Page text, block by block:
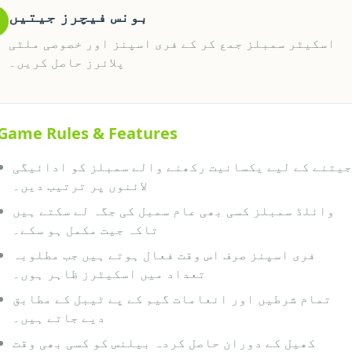
بونس فیچرز جیتیں
اسکیٹر سمبلز جمع کر کے فری اسپنز اور خصوصی ملٹی
پلائرز حاصل کریں۔
Rules & Features
جیتنے کے لیے یکسانیت رکھنے والے سمبلز کو ادائیگی
لائنوں پر ترتیب دیں۔
وائلڈ سمبلز کسی بھی عام سمبل کی جگہ لے سکتے ہیں
تاکہ جیت مکمل ہو سکے۔
فری اسپنز صرف اس وقت فعال ہوتے ہیں جب مطلوبہ
تعداد میں اسکیٹرز ظاہر ہوں۔
تمام شرطیں اور انعامات گیم کے پے ٹیبل کے مطابق
دیے جاتے ہیں۔
کھیل کے دوران حاصل کردہ بیلنس کو کسی بھی وقت